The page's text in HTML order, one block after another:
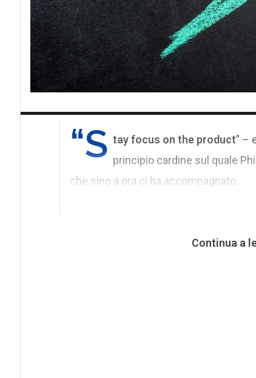
“S tay focus on the product” –
principio cardine sul quale
che sino a ora ci ha accompagnato.
Continua a